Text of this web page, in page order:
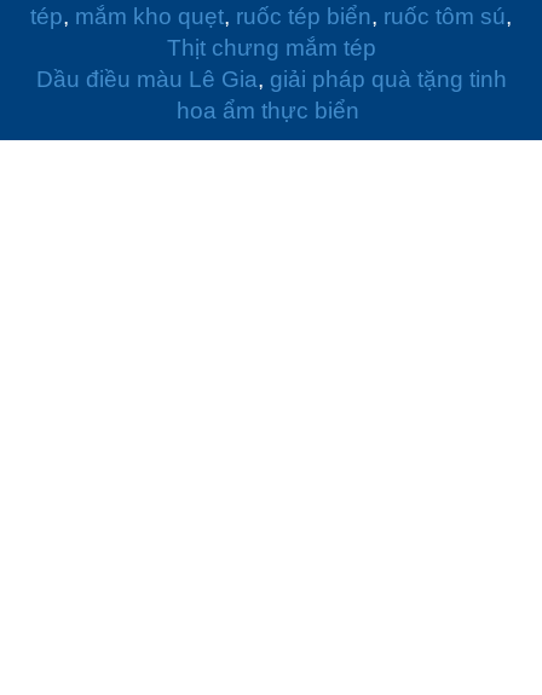
tép, mắm kho quẹt, ruốc tép biển, ruốc tôm sú,
Thịt chưng mắm tép
Dầu điều màu Lê Gia, giải pháp quà tặng tinh
hoa ẩm thực biển